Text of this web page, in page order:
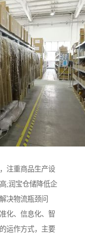
注重商品生产设
;润宝仓储降低企
决物流瓶颈问
化、信息化、智
运作方式，主要